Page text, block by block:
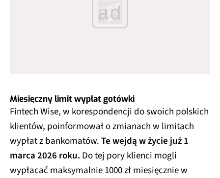
ad
Miesięczny limit wypłat gotówki
Fintech Wise, w korespondencji do swoich polskich
klientów, poinformował o zmianach w limitach
wypłat z bankomatów.Te wejdą w życie już 1
marca 2026 roku. Do tej pory klienci mogli
wypłacać maksymalnie 1000 zł miesięcznie w